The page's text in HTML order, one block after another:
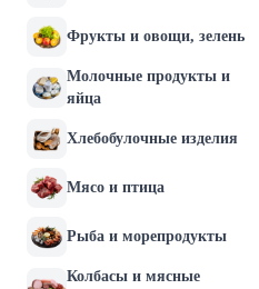
Фрукты и овощи, зелень
Молочные продукты и
яйца
Хлебобулочные изделия
Мясо и птица
Рыба и морепродукты
Колбасы и мясные